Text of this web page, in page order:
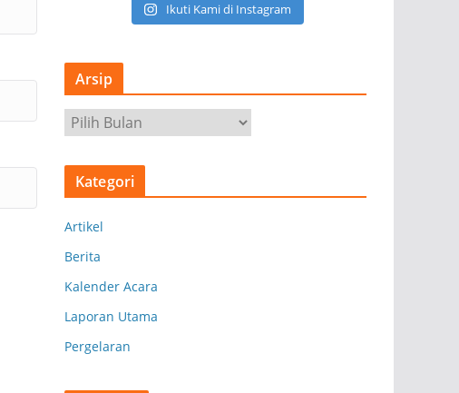
Ikuti Kami di Instagram
Arsip
r
s
Kategori
Artikel
Berita
Kalender Acara
Laporan Utama
Pergelaran